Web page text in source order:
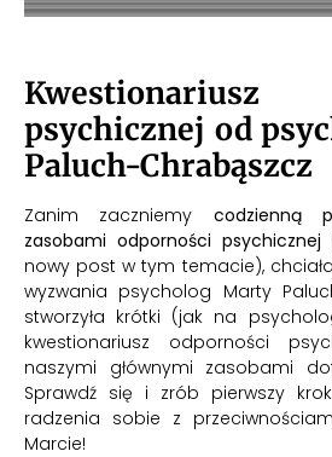
Kwestionariusz
psychicznej od
Paluch-Chrabąszcz
Zanim zaczniemy codzienną
zasobami odporności psychicznej
nowy post w tym temacie),
wyzwania psycholog Marty
stworzyła krótki (jak na
kwestionariusz odporności
naszymi głównymi zasobami
Sprawdź się i zrób pierwszy
radzenia sobie z
Marcie!